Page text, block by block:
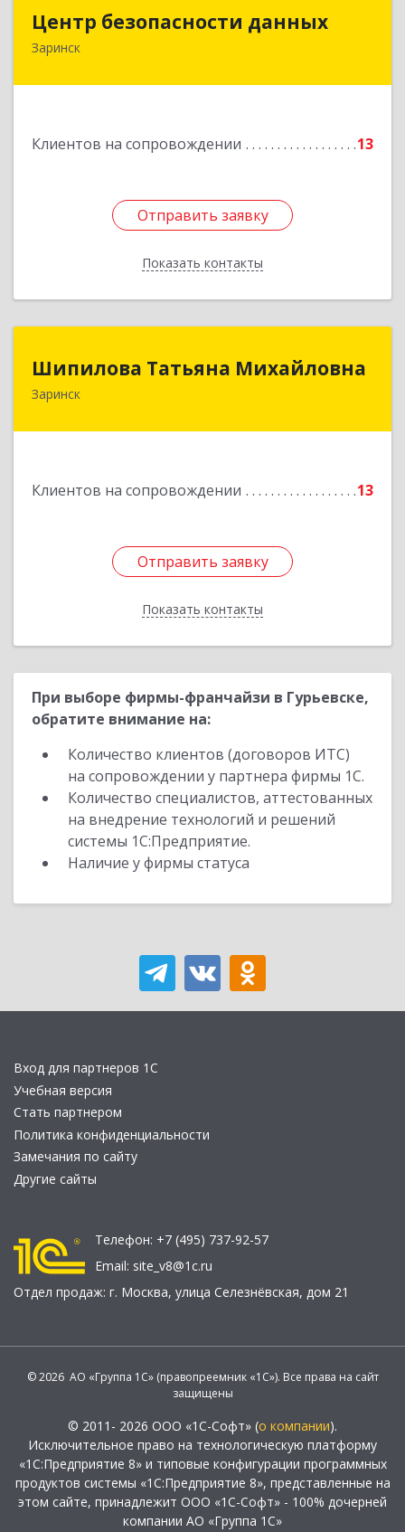
Центр безопасности данных
Заринск
Клиентов на сопровождении 13
Отправить заявку
Показать контакты
Центр безопасности данных
659100, Алтайский край, Заринск г, Таратынова
Отправить заявку
Назад
Шипилова Татьяна Михайловна
Заринск
Клиентов на сопровождении 13
Отправить заявку
Показать контакты
Шипилова Татьяна Михайловна
Отправить заявку
Назад
При выборе фирмы-франчайзи в Гурьевске,
обратите внимание на:
Количество клиентов (договоров ИТС)
на сопровождении у партнера фирмы 1С.
Количество специалистов, аттестованных
на внедрение технологий и решений
системы 1С:Предприятие.
Наличие у фирмы статуса
Вход для партнеров 1С
Учебная версия
Стать партнером
Политика конфиденциальности
Замечания по сайту
Другие сайты
Телефон: +7 (495) 737-92-57
Email: site_v8@1c.ru
Отдел продаж: г. Москва, улица Селезнёвская, дом 21
© 2026 АО «Группа 1С» (правопреемник «1С»). Все права на сайт
защищены
© 2011- 2026 ООО «1С-Софт» (о компании).
Исключительное право на технологическую платформу
«1С:Предприятие 8» и типовые конфигурации программных
продуктов системы «1С:Предприятие 8», представленные на
этом сайте, принадлежит ООО «1С-Софт» - 100% дочерней
компании АО «Группа 1С»